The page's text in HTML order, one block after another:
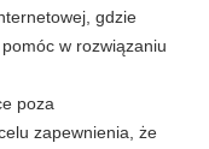
gdzie
w rozwiązaniu
poza
zapewnienia, że